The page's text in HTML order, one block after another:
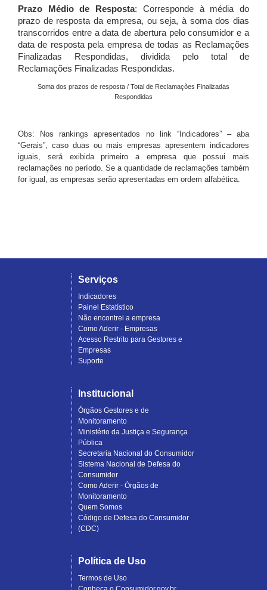
Prazo Médio de Resposta: Corresponde à média do
prazo de resposta da empresa, ou seja, à soma dos dias
transcorridos entre a data de abertura pelo consumidor e a
data de resposta pela empresa de todas as Reclamações
Finalizadas Respondidas, dividida pelo total de
Reclamações Finalizadas Respondidas.
Soma dos prazos de resposta / Total de Reclamações Finalizadas
Respondidas
Obs: Nos rankings apresentados no link “Indicadores” – aba
“Gerais”, caso duas ou mais empresas apresentem indicadores
iguais, será exibida primeiro a empresa que possui mais
reclamações no período. Se a quantidade de reclamações também
for igual, as empresas serão apresentadas em ordem alfabética.
Serviços
Indicadores
Painel Estatístico
Não encontrei a empresa
Como Aderir - Empresas
Acesso Restrito para Gestores e
Empresas
Suporte
Institucional
Órgãos Gestores e de
Monitoramento
Ministério da Justiça e Segurança
Pública
Secretaria Nacional do Consumidor
Sistema Nacional de Defesa do
Consumidor
Como Aderir - Órgãos de
Monitoramento
Quem Somos
Código de Defesa do Consumidor
(CDC)
Política de Uso
Termos de Uso